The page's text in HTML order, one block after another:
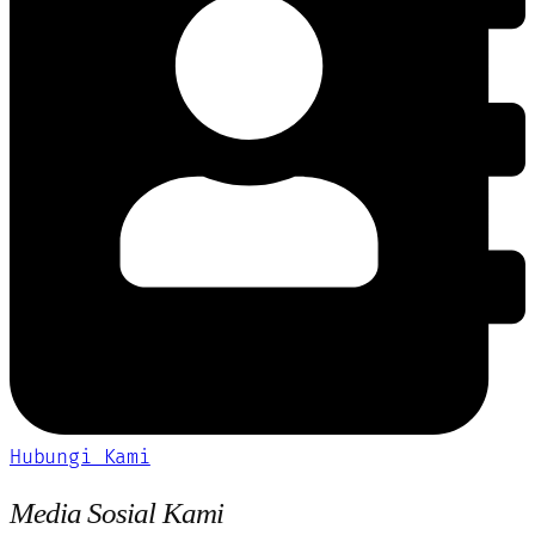
Hubungi Kami
Media Sosial Kami